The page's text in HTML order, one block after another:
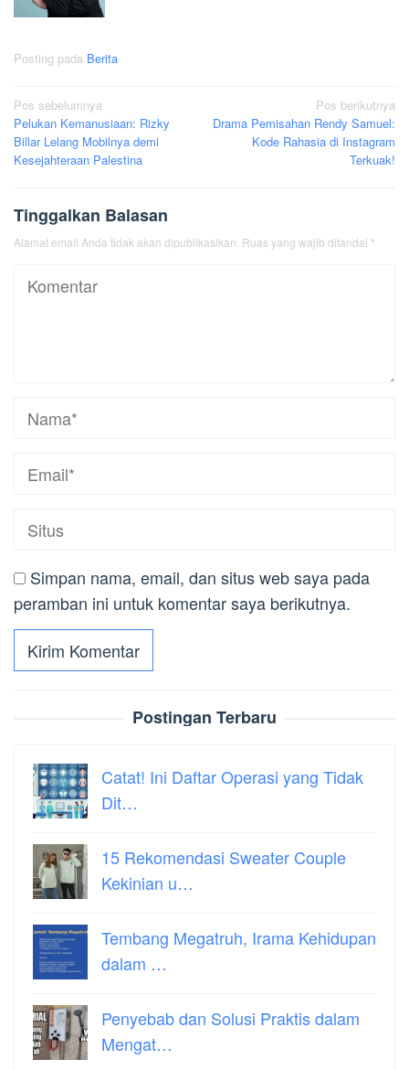
Posting pada Berita
Navigasi
pos
Pos sebelumnya
Pelukan Kemanusiaan: Rizky
Billar Lelang Mobilnya demi
Kesejahteraan Palestina
Pos berikutnya
Drama Pemisahan Rendy Samuel:
Kode Rahasia di Instagram
Terkuak!
Tinggalkan Balasan
Alamat email Anda tidak akan dipublikasikan. Ruas yang wajib ditandai *
Simpan nama, email, dan situs web saya pada
peramban ini untuk komentar saya berikutnya.
Postingan Terbaru
Catat! Ini Daftar Operasi yang Tidak
Dit…
15 Rekomendasi Sweater Couple
Kekinian u…
Tembang Megatruh, Irama Kehidupan
dalam …
Penyebab dan Solusi Praktis dalam
Mengat…